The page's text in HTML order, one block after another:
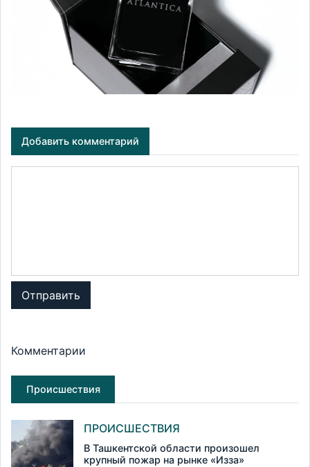
Добавить комментарий
Отправить
Комментарии
Происшествия
ПРОИСШЕСТВИЯ
В Ташкентской области произошел
крупный пожар на рынке «Изза»